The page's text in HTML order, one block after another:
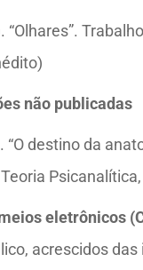
“Olhares”.
não publicadas
“O destino da
eletrônicos
acrescidos